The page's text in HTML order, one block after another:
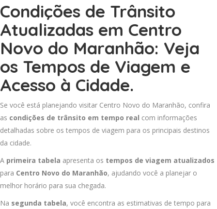
Condições de Trânsito
Atualizadas em Centro
Novo do Maranhão: Veja
os Tempos de Viagem e
Acesso à Cidade.
Se você está planejando visitar Centro Novo do Maranhão, confira
as condições de trânsito em tempo real com informações
detalhadas sobre os tempos de viagem para os principais destinos
da cidade.
A primeira tabela apresenta os tempos de viagem atualizados
para Centro Novo do Maranhão, ajudando você a planejar o
melhor horário para sua chegada.
Na segunda tabela, você encontra as estimativas de tempo para